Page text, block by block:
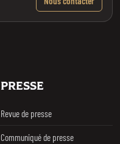
PRESSE
Revue de presse
Communiqué de presse